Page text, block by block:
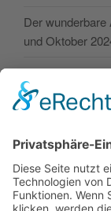
Der
und Oktober
Der
2024!
SONSTIGE
Kontakt